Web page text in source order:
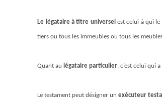
Le légataire à titre universel est celui à qui
tiers ou tous les immeubles ou tous les
Quant au légataire particulier, c’est celui qui
Le testament peut désigner unexécuteur